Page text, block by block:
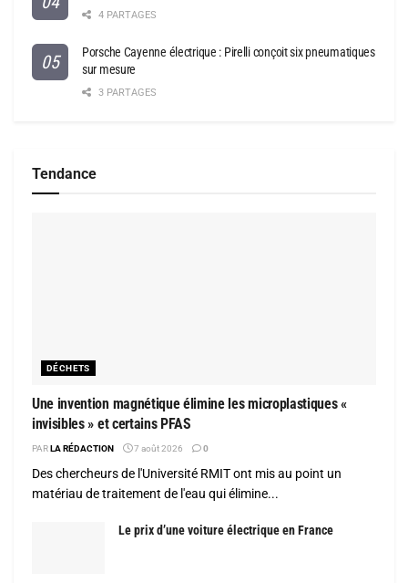
4 PARTAGES
Porsche Cayenne électrique : Pirelli conçoit six pneumatiques
sur mesure
3 PARTAGES
Tendance
DÉCHETS
Une invention magnétique élimine les microplastiques «
invisibles » et certains PFAS
PARLA RÉDACTION 7 août 2026 0
Des chercheurs de l'Université RMIT ont mis au point un
matériau de traitement de l'eau qui élimine...
Le prix d’une voiture électrique en France